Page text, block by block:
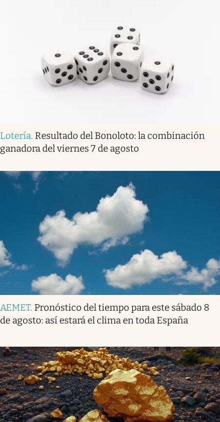
Lotería. Resultado del Bonoloto: la combinación
ganadora del viernes 7 de agosto
AEMET. Pronóstico del tiempo para este sábado 8
de agosto: así estará el clima en toda España